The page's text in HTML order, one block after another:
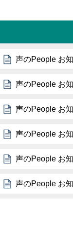
声のPeople お
声のPeople お
声のPeople お
声のPeople お
声のPeople お
声のPeople お